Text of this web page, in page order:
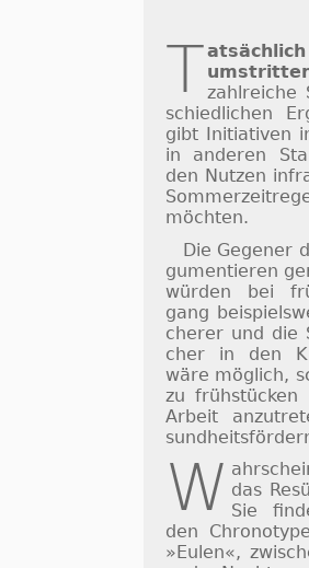
T
schied­li­chen
gibt Ini­ti­a­ti­ven
in an­de­ren
den Nut­zen
möch­ten.
Die Gegener
gu­men­tie­ren
würden bei
gang
che­rer und die
cher in den
wäre mög­lich,
zu
Ar­beit
W das
Sie
den
»Eu­len«,